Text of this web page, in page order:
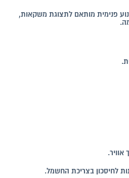
פנימית מותאם לתצוגת משקאות,
לחיסכון בצריכת החשמל.